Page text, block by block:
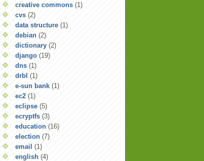
creative commons (1)
cvs (2)
data structure (1)
debian (2)
dictionary (2)
django (19)
dns (1)
drbl (1)
e-sun bank (1)
ec2 (1)
eclipse (5)
ecryptfs (3)
education (16)
election (7)
email (1)
english (4)